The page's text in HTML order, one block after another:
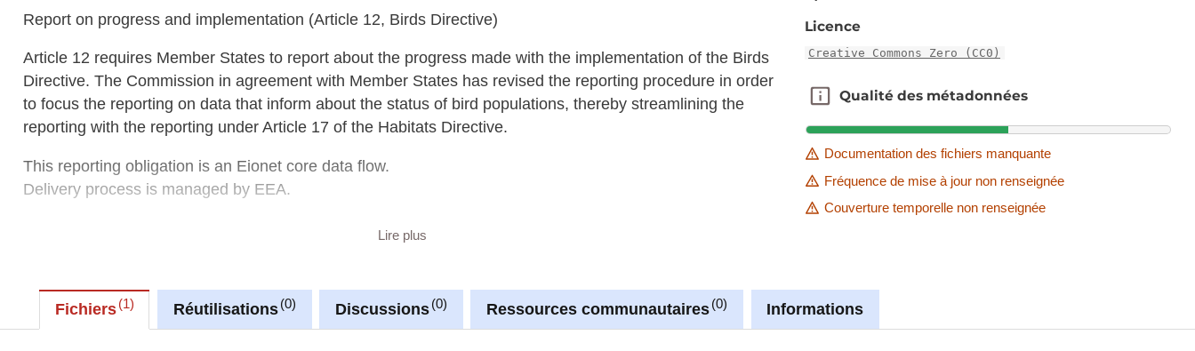
Report on progress and implementation (Article 12, Birds Directive)
Article 12 requires Member States to report about the progress made with the implementation of the Birds
Directive. The Commission in agreement with Member States has revised the reporting procedure in order
to focus the reporting on data that inform about the status of bird populations, thereby streamlining the
reporting with the reporting under Article 17 of the Habitats Directive.
This reporting obligation is an Eionet core data flow.
Delivery process is managed by EEA.
https://rod.eionet.europa.eu/obligations/278
Lire plus
Licence
Creative Commons Zero (CC0)
Qualité des métadonnées
Qualité des métadonnées
Documentation des fichiers manquante
Fréquence de mise à jour non renseignée
Couverture temporelle non renseignée
Fichiers 1 Réutilisations 0 Discussions 0 Ressources communautaires 0 Informations